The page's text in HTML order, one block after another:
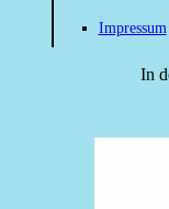
Impressum
In